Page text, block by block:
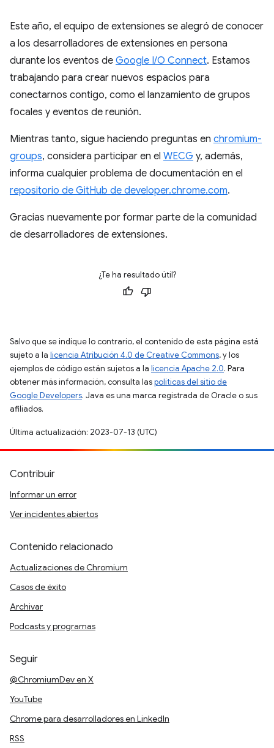
Este año, el equipo de extensiones se alegró de conocer
a los desarrolladores de extensiones en persona
durante los eventos de Google I/O Connect. Estamos
trabajando para crear nuevos espacios para
conectarnos contigo, como el lanzamiento de grupos
focales y eventos de reunión.
Mientras tanto, sigue haciendo preguntas en chromium-
groups, considera participar en el WECG y, además,
informa cualquier problema de documentación en el
repositorio de GitHub de developer.chrome.com.
Gracias nuevamente por formar parte de la comunidad
de desarrolladores de extensiones.
¿Te ha resultado útil?
Salvo que se indique lo contrario, el contenido de esta página está
sujeto a la licencia Atribución 4.0 de Creative Commons, y los
ejemplos de código están sujetos a la licencia Apache 2.0. Para
obtener más información, consulta laspolíticas del sitio de
Google Developers. Java es una marca registrada de Oracle o sus
afiliados.
Última actualización: 2023-07-13 (UTC)
Contribuir
Informar un error
Ver incidentes abiertos
Contenido relacionado
Actualizaciones de Chromium
Casos de éxito
Archivar
Podcasts y programas
Seguir
@ChromiumDev en X
YouTube
Chrome para desarrolladores en LinkedIn
RSS